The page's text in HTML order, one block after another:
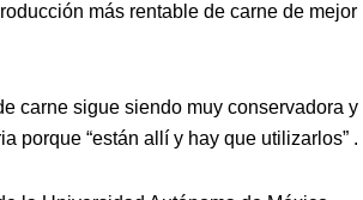
más rentable de carne de mejor
carne sigue siendo muy conservadora y
porque “están allí y hay que utilizarlos” .